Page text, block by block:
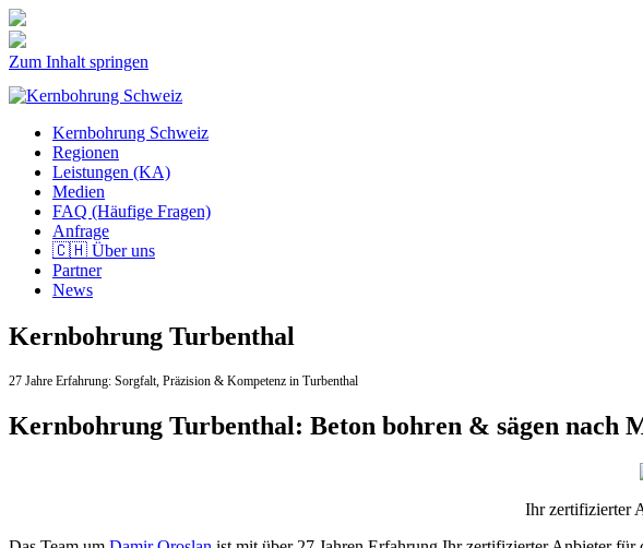
Zum Inhalt springen
Kernbohrung Schweiz
Regionen
Leistungen (KA)
Medien
FAQ (Häufige Fragen)
Anfrage
🇨🇭 Über uns
Partner
News
Kernbohrung Turbenthal
27 Jahre Erfahrung: Sorgfalt, Präzision & Kompetenz in Turbenthal
Kernbohrung Turbenthal: Beton bohren & sägen nach
Ihr zertifizierter